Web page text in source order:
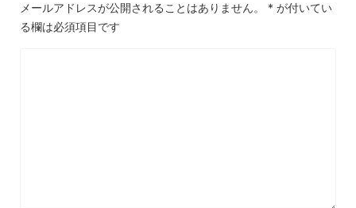
メールアドレスが公開されることはありません。 * が付いてい
る欄は必須項目です